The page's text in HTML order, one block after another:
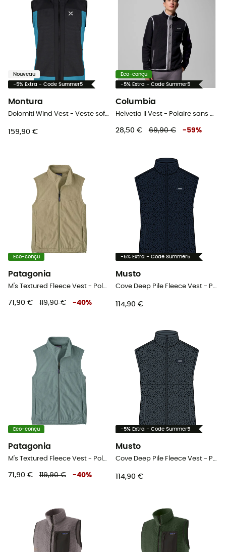
Nouveau
-5% Extra - Code Summer5
Montura
Dolomiti Wind Vest - Veste softshell sans manches homme
159,90 €
Eco-conçu
-5% Extra - Code Summer5
Columbia
Helvetia II Vest - Polaire sans manches homme
28,50 € 69,90 € -59%
Eco-conçu
Patagonia
M's Textured Fleece Vest - Polaire sans manches homme
71,90 € 119,90 € -40%
-5% Extra - Code Summer5
Musto
Cove Deep Pile Fleece Vest - Polaire sans manches homme
114,90 €
Eco-conçu
Patagonia
M's Textured Fleece Vest - Polaire sans manches homme
71,90 € 119,90 € -40%
-5% Extra - Code Summer5
Musto
Cove Deep Pile Fleece Vest - Polaire sans manches homme
114,90 €